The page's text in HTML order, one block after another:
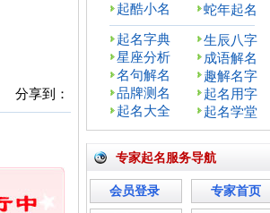
分享到：
起酷小名
蛇年起名
起名字典
生辰八字
星座分析
成语解名
名句解名
趣解名字
品牌测名
起名用字
起名大全
起名学堂
专家起名服务导航
会员登录 专家首页